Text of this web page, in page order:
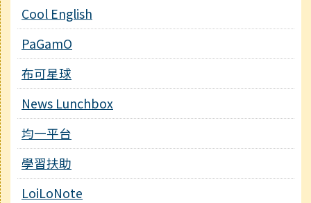
Cool English
PaGamO
布可星球
News Lunchbox
均一平台
學習扶助
LoiLoNote